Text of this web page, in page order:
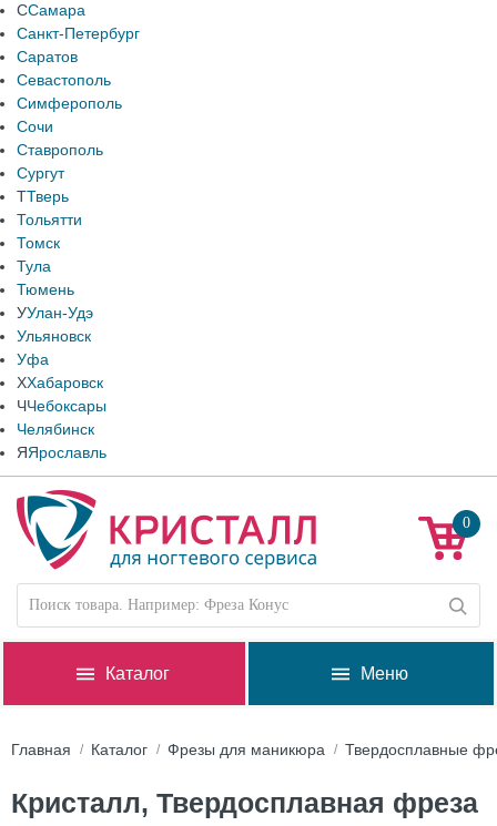
ССамара
Санкт-Петербург
Саратов
Севастополь
Симферополь
Сочи
Ставрополь
Сургут
ТТверь
Тольятти
Томск
Тула
Тюмень
УУлан-Удэ
Ульяновск
Уфа
ХХабаровск
ЧЧебоксары
Челябинск
ЯЯрославль
0
Каталог Меню
Главная Каталог Фрезы для маникюра Твердосплавные
Кристалл, Твердосплавная фреза